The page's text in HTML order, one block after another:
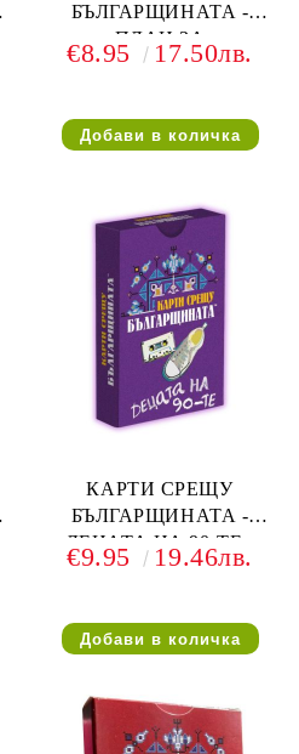
БЪЛГАРЩИНАТА -
ПЛАН ЗА
ВЪЗСТАНОВЯВАНЕ -
€8.95 17.50лв.
КАРТИ СРЕЩУ
БЪЛГАРЩИНАТА -
ДЕЦАТА НА 90-ТЕ -
РАЗШИРЕНИЕ
€9.95 19.46лв.